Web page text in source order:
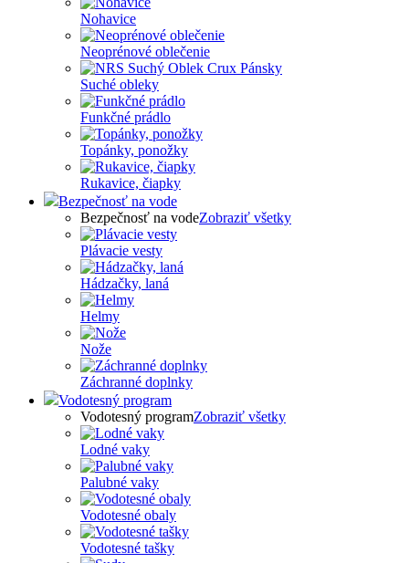
Nohavice
Neoprénové oblečenie
Suché obleky
Funkčné prádlo
Topánky, ponožky
Rukavice, čiapky
Bezpečnosť na vode
Bezpečnosť na vodeZobraziť všetky
Plávacie vesty
Hádzačky, laná
Helmy
Nože
Záchranné doplnky
Vodotesný program
Vodotesný programZobraziť všetky
Lodné vaky
Palubné vaky
Vodotesné obaly
Vodotesné tašky